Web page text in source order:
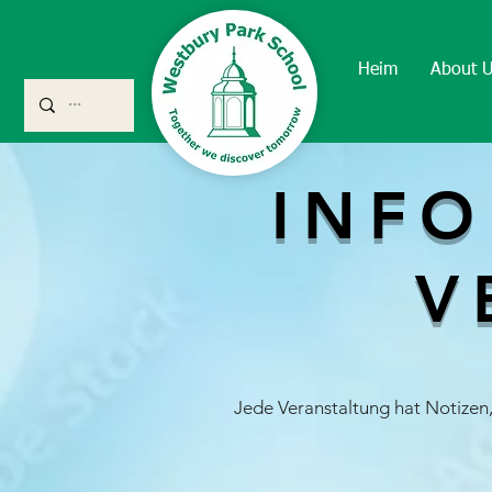
Heim About
Jede Veranstaltung hat